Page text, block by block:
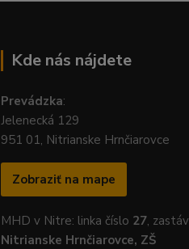
Kde nás nájdete
Prevádzka:
Jelenecká 129
951 01, Nitrianske Hrnčiarovce
Zobraziť na mape
MHD v Nitre: linka číslo 27,
Nitrianske Hrnčiarovce, ZŠ